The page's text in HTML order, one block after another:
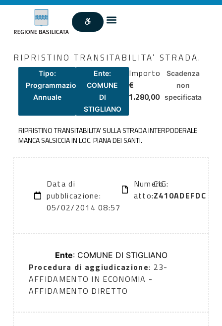
RIPRISTINO TRANSITABILITA’ STRADA.
Tipo:
Programmazione
Annuale
Ente:
COMUNE
DI
STIGLIANO
Importo
€
1.280,00
Scadenza
non
specificata
RIPRISTINO TRANSITABILITA’ SULLA STRADA INTERPODERALE
MANCA SALSICCIA IN LOC. PIANA DEI SANTI.
Data di
pubblicazione:
05/02/2014 08:57
Numero
atto:
CIG:
Z410ADEFDC
Ente: COMUNE DI STIGLIANO
Procedura di aggiudicazione: 23-
AFFIDAMENTO IN ECONOMIA -
AFFIDAMENTO DIRETTO